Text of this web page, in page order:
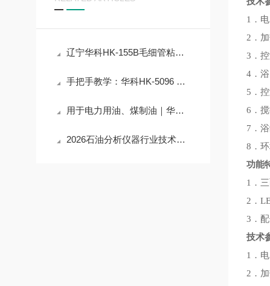
辽宁华科HK-155B毛细管粘度计检定恒温槽检测技术升级！让检测精度提升30%
手把手教学：华科HK-5096 石油产品铜片腐蚀测定器操作技巧，提升数据精准度
用于电力用油、煤制油｜华科HK-0771 快速倾凝点测定器（一体机）技术解析
2026石油分析仪器行业技术前沿：辽宁华科加抑制剂防锈性能测定器应用与突破
1．
2．
3．
4．
5．
6．
7．
8．
功能
1．
2．
3．
技术
1．
2．